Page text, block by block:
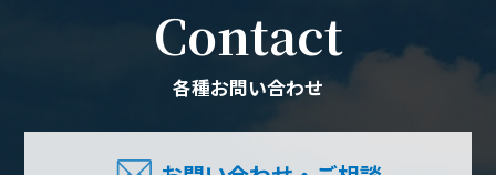
Contact
各種お問い合わせ